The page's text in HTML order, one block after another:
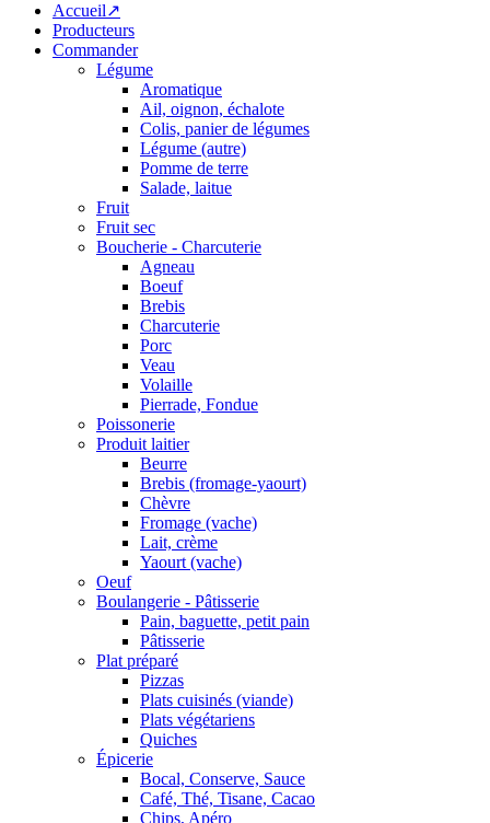
Accueil↗
Producteurs
Commander
Légume
Aromatique
Ail, oignon, échalote
Colis, panier de légumes
Légume (autre)
Pomme de terre
Salade, laitue
Fruit
Fruit sec
Boucherie - Charcuterie
Agneau
Boeuf
Brebis
Charcuterie
Porc
Veau
Volaille
Pierrade, Fondue
Poissonerie
Produit laitier
Beurre
Brebis (fromage-yaourt)
Chèvre
Fromage (vache)
Lait, crème
Yaourt (vache)
Oeuf
Boulangerie - Pâtisserie
Pain, baguette, petit pain
Pâtisserie
Plat préparé
Pizzas
Plats cuisinés (viande)
Plats végétariens
Quiches
Épicerie
Bocal, Conserve, Sauce
Café, Thé, Tisane, Cacao
Chips, Apéro